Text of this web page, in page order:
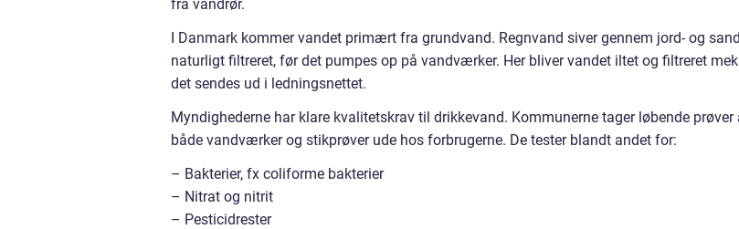
fra vandrør.
I Danmark kommer vandet primært fra grundvand. Regnvand siver gennem jord- og
naturligt filtreret, før det pumpes op på vandværker. Her bliver vandet iltet og filtreret
det sendes ud i ledningsnettet.
Myndighederne har klare kvalitetskrav til drikkevand. Kommunerne tager løbende
både vandværker og stikprøver ude hos forbrugerne. De tester blandt andet for:
– Bakterier, fx coliforme bakterier
– Nitrat og nitrit
– Pesticidrester